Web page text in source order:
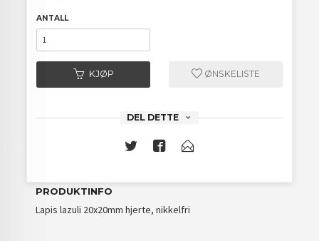
ANTALL
KJØP ØNSKELISTE
DEL DETTE
PRODUKTINFO
Lapis lazuli 20x20mm hjerte, nikkelfri